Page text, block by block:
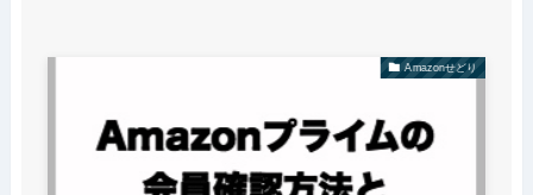
Amazonせどり